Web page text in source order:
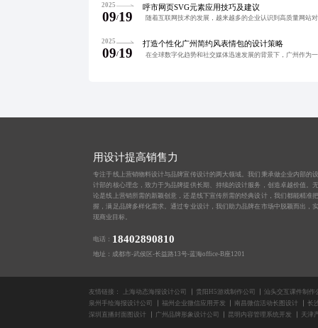
2025
09/19
呼市网页SVG元素应用技巧及建议
2025
09/19
打造个性化广州简约风表情包的设计策略
用设计提高销售力
专注于线上营销物料设计与品牌宣传设计的两大领域。我们秉承做企业内部的
计部的核心理念，致力于为品牌提供长期、持续的设计服务，创造卓越价值。
论是线上营销所需的新颖创意，还是线下宣传所需的经典设计，我们都能精准
握，满足品牌多样化需求。通过专业设计，我们助力品牌在市场中脱颖而出，
现商业目标。
电话： 18402890810
地址：成都市-武侯区-长益路13号-蓝海office-B座1201
友情链接： 上海动态海报设计公司 贵阳H5游戏制作公司
汕头交互课件制作
泉州手绘海报设计公司
福州企业微信应用开发 南昌微信活动长图设计
长
深圳直播封面图设计
广州品牌形象设计公司 昆明内容管理系统开发 天津